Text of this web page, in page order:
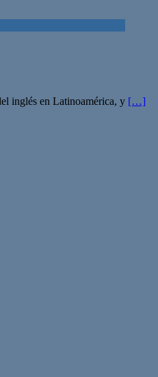
inglés en Latinoamérica, y […]